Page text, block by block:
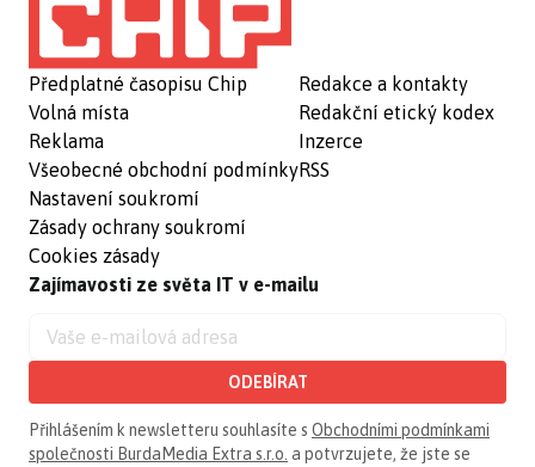
Předplatné časopisu Chip
Volná místa
Reklama
Všeobecné obchodní podmínky
Nastavení soukromí
Zásady ochrany soukromí
Cookies zásady
Redakce a kontakty
Redakční etický kodex
Inzerce
RSS
Zajímavosti ze světa IT v e-mailu
ODEBÍRAT
Přihlášením k newsletteru souhlasíte s Obchodními podmínkami
společnosti BurdaMedia Extra s.r.o. a potvrzujete, že jste se